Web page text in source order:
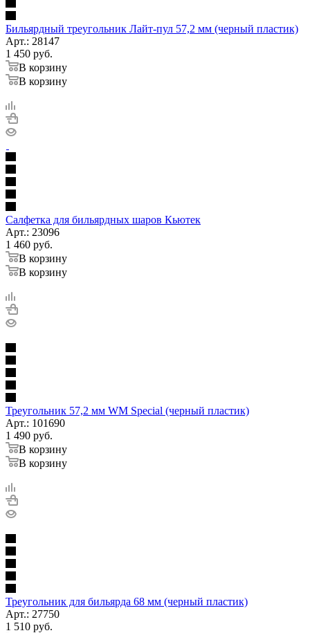
Бильярдный треугольник Лайт-пул 57,2 мм (черный пластик)
Арт.: 28147
1 450 руб.
В корзину
В корзину
Салфетка для бильярдных шаров Кьютек
Арт.: 23096
1 460 руб.
В корзину
В корзину
Треугольник 57,2 мм WM Special (черный пластик)
Арт.: 101690
1 490 руб.
В корзину
В корзину
Треугольник для бильярда 68 мм (черный пластик)
Арт.: 27750
1 510 руб.